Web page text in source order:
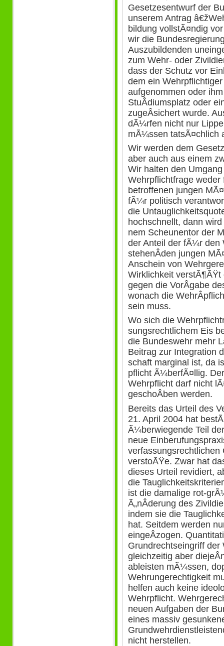
Gesetzesentwurf der
unserem Antrag
bildung vollstÃ¤ndig
wir die
Auszubildenden
zum Wehr- oder
dass der Schutz vor
dem ein
aufgenommen oder
StuÂ­diumsplatz oder
zugeÂ­sichert wurde.
dÃ¼rfen nicht nur
mÃ¼ssen tatsÃ¤chlich
Wir werden dem
aber auch aus einem
Wir halten den
Wehrpflichtfrage
betroffenen jungen
fÃ¼r politisch
die
hochschnellt, dann
nem Scheunentor der
der Anteil der fÃ¼r den
stehenÂ­den jungen
Anschein von
Wirklichkeit
gegen die VorÂ­gabe
wonach die
sein muss.
Wo sich die
sungsrechtlichem Eis
die Bundeswehr mehr
Beitrag zur Integration
schaft marginal ist, da
pflicht Ã¼berfÃ¤llig.
Wehrpflicht darf nicht
geschoÂ­ben werden.
Bereits das Urteil des
21. April 2004 hat
Ã¼berwiegende Teil
neue
verfassungsrechtlichen
verstoÃŸe. Zwar hat
dieses Urteil revidiert,
die
ist die damalige rot-
Ã„nÂ­derung des
indem sie die
hat. Seitdem werden
eingeÂ­zogen.
Grundrechtseingriff
gleichzeitig aber
ableisten mÃ¼ssen,
Wehrungerechtigkeit
helfen auch keine
Wehrpflicht.
neuen Aufgaben der
eines massiv
nicht herstellen.